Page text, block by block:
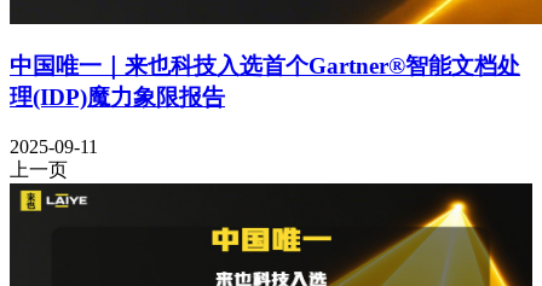
中国唯一｜来也科技入选首个Gartner®智能文档处
理(IDP)魔力象限报告
2025-09-11
上一页